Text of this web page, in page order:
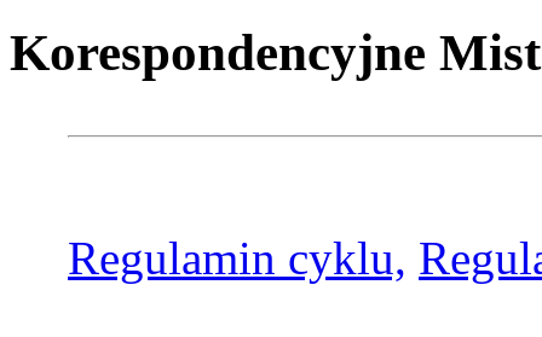
Korespondencyjne
Regulamin cyklu,